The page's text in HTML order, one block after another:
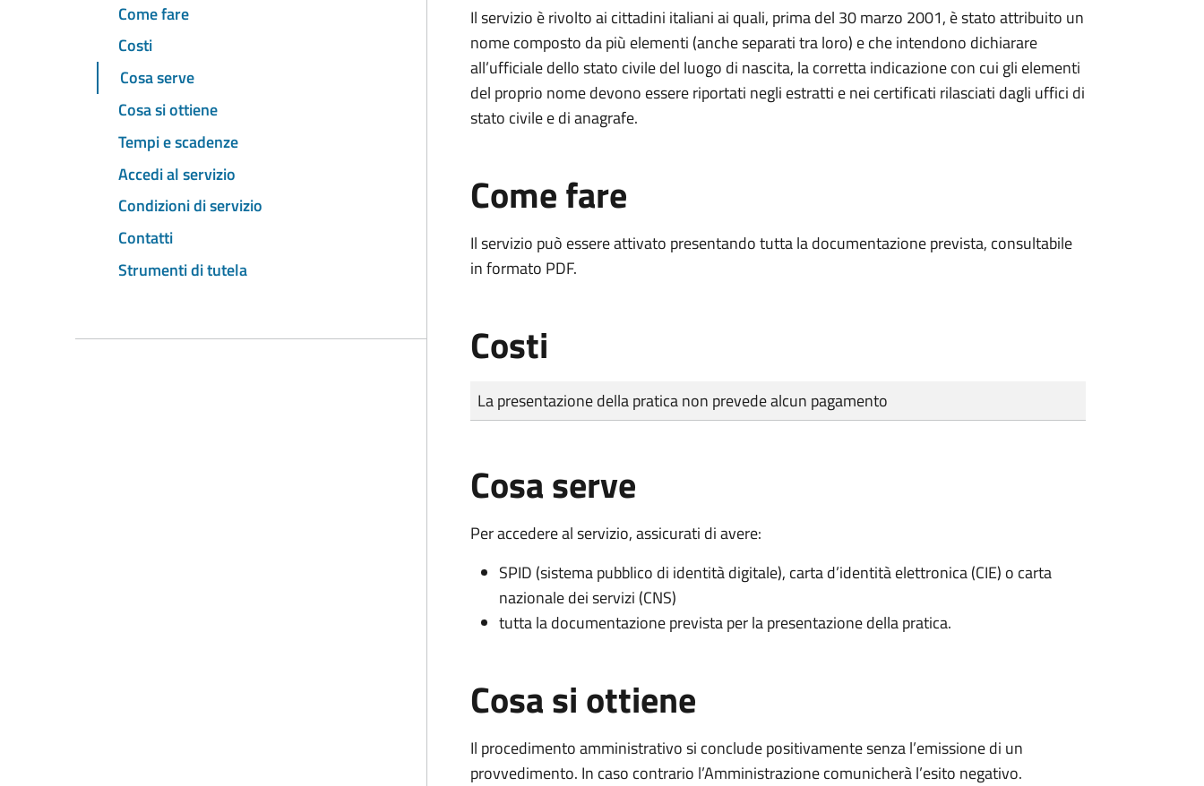
Come fare
Costi
Cosa serve
Cosa si ottiene
Tempi e scadenze
Accedi al servizio
Condizioni di servizio
Contatti
Strumenti di tutela
Il servizio è rivolto ai cittadini italiani ai quali, prima del 30 marzo 2001, è stato attribuito un
nome composto da più elementi (anche separati tra loro) e che intendono dichiarare
all’ufficiale dello stato civile del luogo di nascita, la corretta indicazione con cui gli elementi
del proprio nome devono essere riportati negli estratti e nei certificati rilasciati dagli uffici di
stato civile e di anagrafe.
Come fare
Il servizio può essere attivato presentando tutta la documentazione prevista, consultabile
in formato PDF.
Costi
Tipo di pagamento
Importo
La presentazione della pratica non prevede alcun pagamento
Cosa serve
Per accedere al servizio, assicurati di avere:
SPID (sistema pubblico di identità digitale), carta d’identità elettronica (CIE) o carta
nazionale dei servizi (CNS)
tutta la documentazione prevista per la presentazione della pratica.
Cosa si ottiene
Il procedimento amministrativo si conclude positivamente senza l’emissione di un
provvedimento. In caso contrario l’Amministrazione comunicherà l’esito negativo.